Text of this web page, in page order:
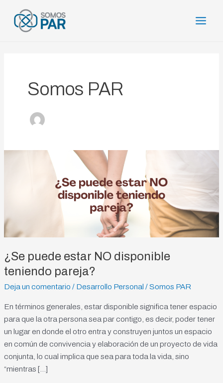
contenido
Somos PAR
¿Se puede estar NO disponible
teniendo pareja?
Deja un comentario / Desarrollo Personal /Somos PAR
En términos generales, estar disponible significa tener espacio
para que la otra persona sea par contigo, es decir, poder tener
un lugar en donde el otro entra y construyen juntos un espacio
en común de convivencia y elaboración de un proyecto de vida
conjunta, lo cual implica que sea para toda la vida, sino
“mientras […]
teniendo
pareja?